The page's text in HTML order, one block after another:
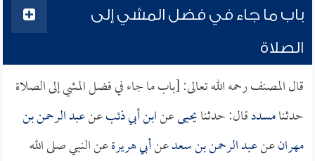
باب ما جاء في فضل المشي إلى
الصلاة
قال المصنف رحمه الله تعالى: [باب ما جاء في فضل المشي إلى الصلاة
حدثنامسددقال: حدثنايحيىعنابن أبي ذئبعنعبد الرحمن بن
مهرانعنعبد الرحمن بن سعدعنأبي هريرةعن النبي صلى الله